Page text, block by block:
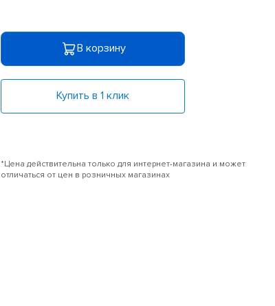
В корзину
Купить в 1 клик
*Цена действительна только для интернет-магазина и может
отличаться от цен в розничных магазинах